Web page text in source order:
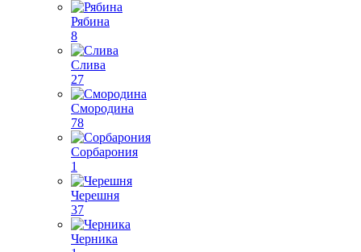
Рябина
8
Слива
27
Смородина
78
Сорбарония
1
Черешня
37
Черника